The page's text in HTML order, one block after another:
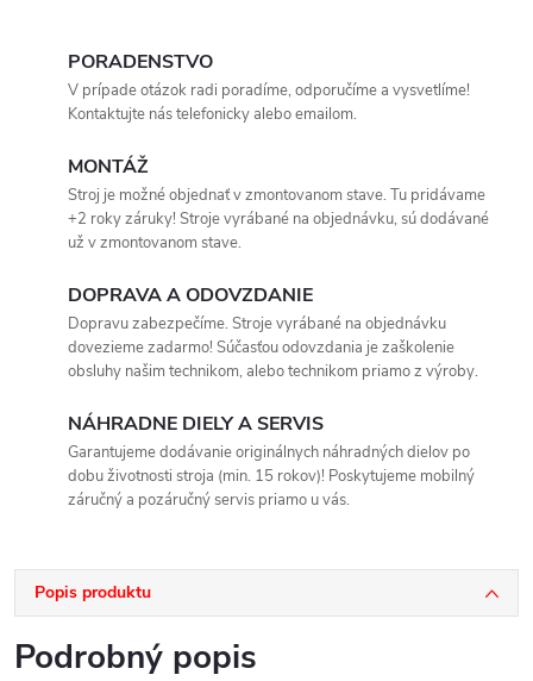
PORADENSTVO
V prípade otázok radi poradíme, odporučíme a vysvetlíme!
Kontaktujte nás telefonicky alebo emailom.
MONTÁŽ
Stroj je možné objednať v zmontovanom stave. Tu pridávame
+2 roky záruky! Stroje vyrábané na objednávku, sú dodávané
už v zmontovanom stave.
DOPRAVA A ODOVZDANIE
Dopravu zabezpečíme. Stroje vyrábané na objednávku
dovezieme zadarmo! Súčasťou odovzdania je zaškolenie
obsluhy našim technikom, alebo technikom priamo z výroby.
NÁHRADNE DIELY A SERVIS
Garantujeme dodávanie originálnych náhradných dielov po
dobu životnosti stroja (min. 15 rokov)! Poskytujeme mobilný
záručný a pozáručný servis priamo u vás.
Popis produktu
Podrobný popis